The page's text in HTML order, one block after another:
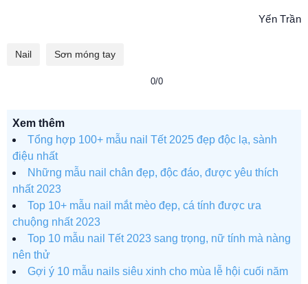
Yến Trần
Nail Sơn móng tay
0/0
Xem thêm
Tổng hợp 100+ mẫu nail Tết 2025 đẹp độc lạ, sành
điệu nhất
Những mẫu nail chân đẹp, độc đáo, được yêu thích
nhất 2023
Top 10+ mẫu nail mắt mèo đẹp, cá tính được ưa
chuộng nhất 2023
Top 10 mẫu nail Tết 2023 sang trọng, nữ tính mà nàng
nên thử
Gợi ý 10 mẫu nails siêu xinh cho mùa lễ hội cuối năm